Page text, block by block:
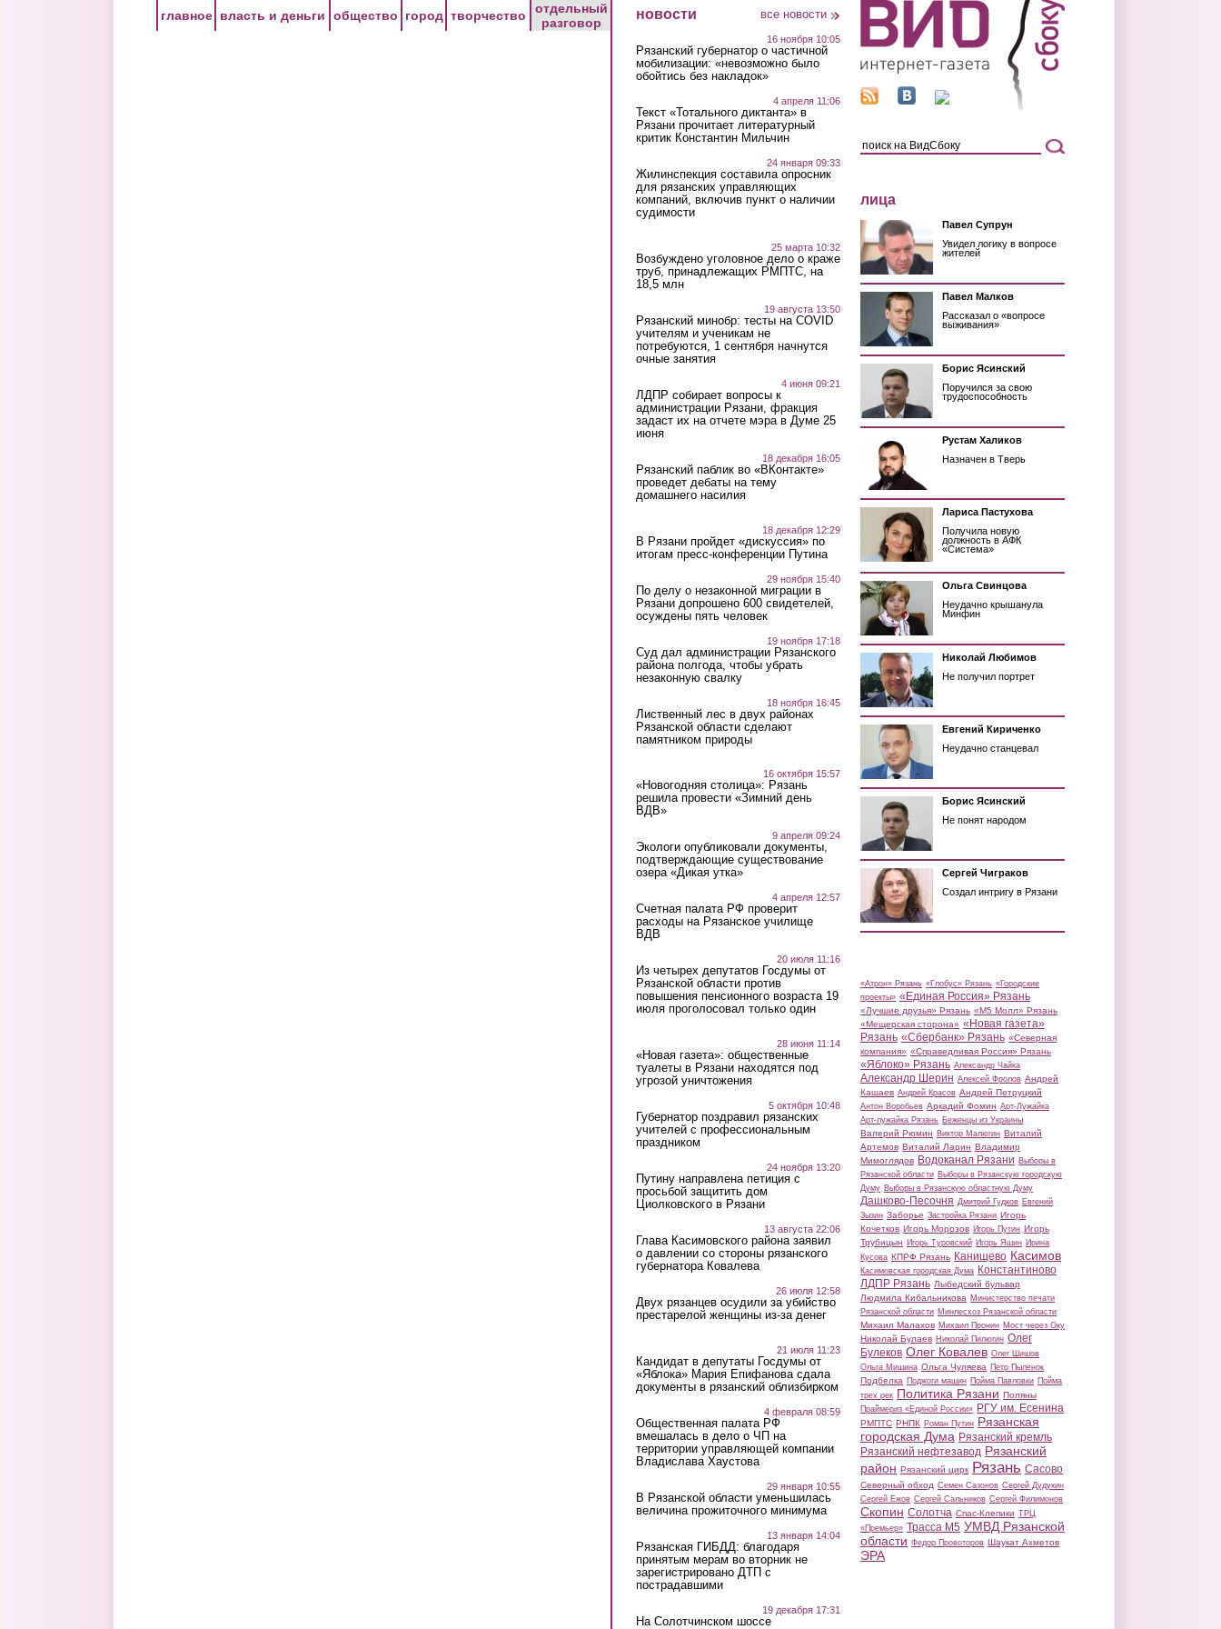
главное власть и деньги общество город творчество
отдельный
разговор
новости все новости
16 ноября 10:05
Рязанский губернатор о частичной
мобилизации: «невозможно было
обойтись без накладок»
4 апреля 11:06
Текст «Тотального диктанта» в
Рязани прочитает литературный
критик Константин Мильчин
24 января 09:33
Жилинспекция составила опросник
для рязанских управляющих
компаний, включив пункт о наличии
судимости
25 марта 10:32
Возбуждено уголовное дело о краже
труб, принадлежащих РМПТС, на
18,5 млн
19 августа 13:50
Рязанский минобр: тесты на COVID
учителям и ученикам не
потребуются, 1 сентября начнутся
очные занятия
4 июня 09:21
ЛДПР собирает вопросы к
администрации Рязани, фракция
задаст их на отчете мэра в Думе 25
июня
18 декабря 16:05
Рязанский паблик во «ВКонтакте»
проведет дебаты на тему
домашнего насилия
18 декабря 12:29
В Рязани пройдет «дискуссия» по
итогам пресс-конференции Путина
29 ноября 15:40
По делу о незаконной миграции в
Рязани допрошено 600 свидетелей,
осуждены пять человек
19 ноября 17:18
Суд дал администрации Рязанского
района полгода, чтобы убрать
незаконную свалку
18 ноября 16:45
Лиственный лес в двух районах
Рязанской области сделают
памятником природы
16 октября 15:57
«Новогодняя столица»: Рязань
решила провести «Зимний день
ВДВ»
9 апреля 09:24
Экологи опубликовали документы,
подтверждающие существование
озера «Дикая утка»
4 апреля 12:57
Счетная палата РФ проверит
расходы на Рязанское училище
ВДВ
20 июля 11:16
Из четырех депутатов Госдумы от
Рязанской области против
повышения пенсионного возраста 19
июля проголосовал только один
28 июня 11:14
«Новая газета»: общественные
туалеты в Рязани находятся под
угрозой уничтожения
5 октября 10:48
Губернатор поздравил рязанских
учителей с профессиональным
праздником
24 ноября 13:20
Путину направлена петиция с
просьбой защитить дом
Циолковского в Рязани
13 августа 22:06
Глава Касимовского района заявил
о давлении со стороны рязанского
губернатора Ковалева
26 июля 12:58
Двух рязанцев осудили за убийство
престарелой женщины из-за денег
21 июля 11:23
Кандидат в депутаты Госдумы от
«Яблока» Мария Епифанова сдала
документы в рязанский облизбирком
4 февраля 08:59
Общественная палата РФ
вмешалась в дело о ЧП на
территории управляющей компании
Владислава Хаустова
29 января 10:55
В Рязанской области уменьшилась
величина прожиточного минимума
13 января 14:04
Рязанская ГИБДД: благодаря
принятым мерам во вторник не
зарегистрировано ДТП с
пострадавшими
19 декабря 17:31
На Солотчинском шоссе
лица
Павел Супрун
Увидел логику в вопросе
жителей
Павел Малков
Рассказал о «вопросе
выживания»
Борис Ясинский
Поручился за свою
трудоспособность
Рустам Халиков
Назначен в Тверь
Лариса Пастухова
Получила новую
должность в АФК
«Система»
Ольга Свинцова
Неудачно крышанула
Минфин
Николай Любимов
Не получил портрет
Евгений Кириченко
Неудачно станцевал
Борис Ясинский
Не понят народом
Сергей Чиграков
Создал интригу в Рязани
«Атрон» Рязань «Глобус» Рязань «Городские
проекты» «Единая Россия» Рязань
«Лучшие друзья» Рязань «М5 Молл» Рязань
«Мещерская сторона» «Новая газета»
Рязань «Сбербанк» Рязань «Северная
компания» «Справедливая Россия» Рязань
«Яблоко» Рязань Александр Чайка
Александр Шерин Алексей Фролов Андрей
Кашаев Андрей Красов Андрей Петруцкий
Антон Воробьев Аркадий Фомин Арт-Лужайка
Арт-лужайка Рязань Беженцы из Украины
Валерий Рюмин Виктор Малюгин Виталий
Артемов Виталий Ларин Владимир
Мимоглядов Водоканал Рязани Выборы в
Рязанской области Выборы в Рязанскую городскую
Думу Выборы в Рязанскую областную Думу
Дашково-Песочня Дмитрий Гудков Евгений
Зызин Заборье Застройка Рязани Игорь
Кочетков Игорь Морозов Игорь Путин Игорь
Трубицын Игорь Туровский Игорь Яшин Ирина
Кусова КПРФ Рязань Канищево Касимов
Касимовская городская Дума Константиново
ЛДПР Рязань Лыбедский бульвар
Людмила Кибальникова Министерство печати
Рязанской области Минлесхоз Рязанской области
Михаил Малахов Михаил Пронин Мост через Оку
Николай Булаев Николай Пилюгин Олег
Булеков Олег Ковалев Олег Шишов
Ольга Мишина Ольга Чуляева Петр Пыленок
Подбелка Поджоги машин Пойма Павловки Пойма
трех рек Политика Рязани Поляны
Праймериз «Единой России» РГУ им. Есенина
РМПТС РНПК Роман Путин Рязанская
городская Дума Рязанский кремль
Рязанский нефтезавод Рязанский
район Рязанский цирк Рязань Сасово
Северный обход Семен Сазонов Сергей Дудукин
Сергей Ежов Сергей Сальников Сергей Филимонов
Скопин Солотча Спас-Клепики ТРЦ
«Премьер» Трасса М5 УМВД Рязанской
области Федор Провоторов Шаукат Ахметов
ЭРА